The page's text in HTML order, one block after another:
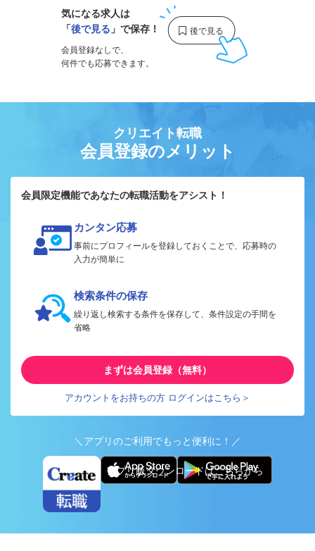
気になる求人は
「後で見る 」で保存！
会員登録なしで、
何件でも応募できます。
クリエイト転職
会員登録のメリット
会員限定機能であなたの転職活動をアシスト！
カンタン応募
事前にプロフィールを登録しておくことで、応募時の
入力が簡単に
検索条件の保存
繰り返し検索する条件を保存して、条件設定の手間を
省略
まずは会員登録（無料）
アカウントをお持ちの方 ログインはこちら＞
＼アプリのご利用でもっと便利に！／
アプリ版ダウンロードはこちらから